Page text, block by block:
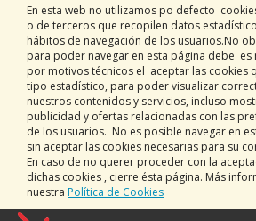
En esta web no utilizamos po defecto
o de terceros que recopilen datos
hábitos de navegación de los usuarios.No
para poder navegar en esta página debe es
por motivos técnicos el aceptar las cookies
tipo estadístico, para poder visualizar
nuestros contenidos y servicios, incluso
publicidad y ofertas relacionadas con las
de los usuarios. No es posible navegar en
sin aceptar las cookies necesarias para su
En caso de no querer proceder con la
dichas cookies , cierre ésta página. Más
nuestra Política de Cookies